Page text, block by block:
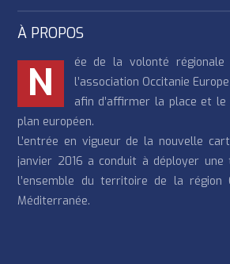
À PROPOS
N
ée de la volonté régionale
l’association Occitanie
afin d’affirmer la place et
plan européen.
L’entrée en vigueur de la nouvelle
janvier 2016 a conduit à déployer
l’ensemble du territoire de la région
Méditerranée.